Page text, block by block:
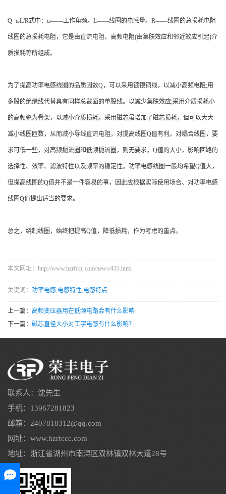
Q=ωL/R式中：ω——工作角频。L——线圈的电感量。R——线圈的总损耗电阻
线圈的总损耗电阻，它是由直流电阻、高频电阻(由集肤效应和邻近效应引起)介
质损耗等所组成。
为了提高功率电感线圈的品质因数Q，可以采用镀银铜线，以减小高频电阻;用
多股的绝缘线代替具有同样总裁面的单股线。 以减少集肤效应;采用介质损耗小
的高频瓷为骨架，以减小介质损耗。采用磁芯虽增加了磁芯损耗，但可以大大
减小线圈匝数，从而减小导线直流电阻，对提高线圈Q值有利。 对耦合线圈，要
求可低一些，对高频扼流圈和低频扼流圈，则无要求。Q值的大小，影响回路的
选择性、效率、滤波特性以及频率的稳定性。功率电感线圈一般均希望Q值大，
但提高线圈的Q值并不是一件容易的事，因此应根据实际使用场合、对功率电感
线圈Q值提出适当的要求。
总之，绕制线圈，始终把提高Q值，降低损耗，作为考虑的重点。
本文网址：http://www.hzrfccc.com/news/431.html
关键词： 功率电感,电感特性,电感特点
上一篇： 高频变压器用在低频电路会有什么影响
下一篇： 磁芯直径大小对工字电感有什么影响？
联系人：沈先生
手机：13967281823
邮箱：2407818312@qq.com
网址：www.hzrfccc.com
地址：浙江省湖州市南浔区双林镇双林大道28号